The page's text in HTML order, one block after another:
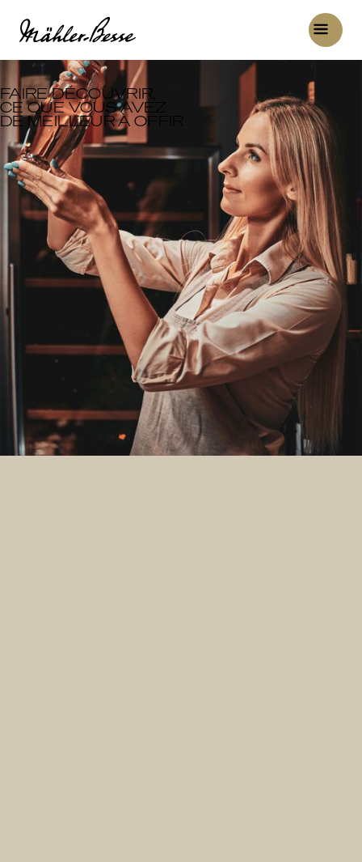
( PROPRIÉTAIRE D'ÉTABLISSEMENT )
FAIRE DÉCOUVRIR,
CE QUE VOUS AVEZ
DE MEILLEUR À OFFIR